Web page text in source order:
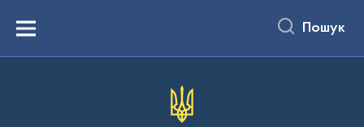
вмістуMenu Пошук